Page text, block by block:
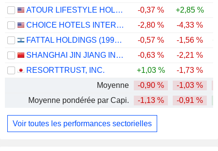
ATOUR LIFESTYLE HOLDINGS LIMITED
-0,37 % +2,85 %
CHOICE HOTELS INTERNATIONAL, INC.
-2,80 % -4,33 %
FATTAL HOLDINGS (1998) LTD
-0,57 % -1,56 %
SHANGHAI JIN JIANG INTERNATIONAL HOTELS CO., LTD.
-0,63 % -2,21 %
RESORTTRUST, INC.
+1,03 % -1,73 %
Moyenne
-0,90 % -1,03 %
Moyenne pondérée par Capi.
-1,13 % -0,91 %
Voir toutes les performances sectorielles